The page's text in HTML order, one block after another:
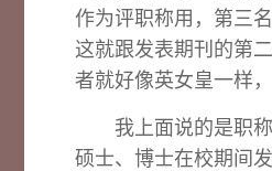
作为评职称用，第三
这就跟发表期刊的第
者就好像英女皇一样
我上面说的是职
硕士、博士在校期间